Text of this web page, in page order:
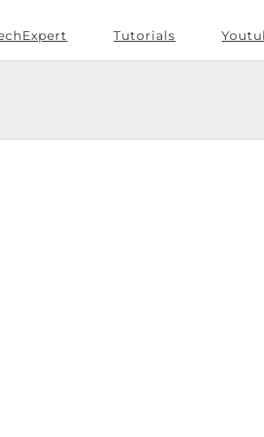
Tutorials